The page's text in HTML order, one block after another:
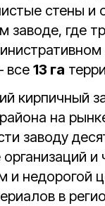
стены и
заводе, где
все 13 га
кирпичный
на
заводу
и недорогой
в